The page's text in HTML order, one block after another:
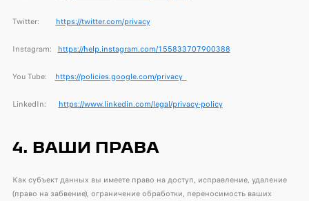
Twitter: https://twitter.com/privacy
Instagram: https://help.instagram.com/155833707900388
You Tube: https://policies.google.com/privacy
LinkedIn: https://www.linkedin.com/legal/privacy-policy
4. ВАШИ ПРАВА
Как субъект данных вы имеете право на доступ, исправление, удаление
(право на забвение), ограничение обработки, переносимость ваших